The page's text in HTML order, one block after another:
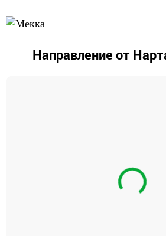
Направление от